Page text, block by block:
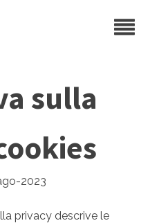
sulla
2023
privacy descrive le